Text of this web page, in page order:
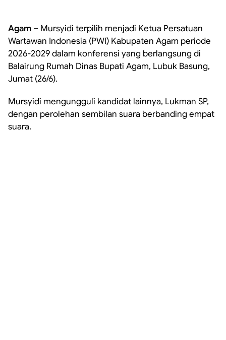
Agam – Mursyidi terpilih menjadi Ketua Persatuan
Wartawan Indonesia (PWI) Kabupaten Agam periode
2026-2029 dalam konferensi yang berlangsung di
Balairung Rumah Dinas Bupati Agam, Lubuk Basung,
Jumat (26/6).
Mursyidi mengungguli kandidat lainnya, Lukman SP,
dengan perolehan sembilan suara berbanding empat
suara.